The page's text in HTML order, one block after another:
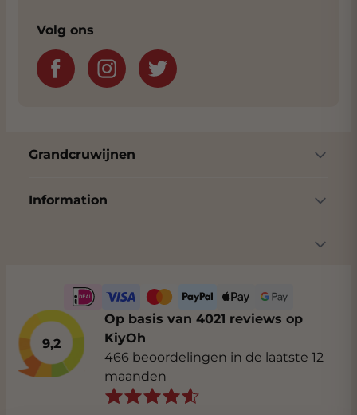
Volg ons
Grandcruwijnen
Information
9,2
Op basis van 4021 reviews op
KiyOh
466 beoordelingen in de laatste 12
maanden